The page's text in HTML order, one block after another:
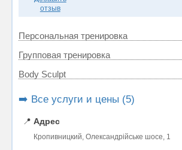
отзыв
Персональная тренировка
Групповая тренировка
Body Sculpt
➡️ Все услуги и цены (5)
📍 Адрес
Кропивницкий, Олександрійське шосе, 1